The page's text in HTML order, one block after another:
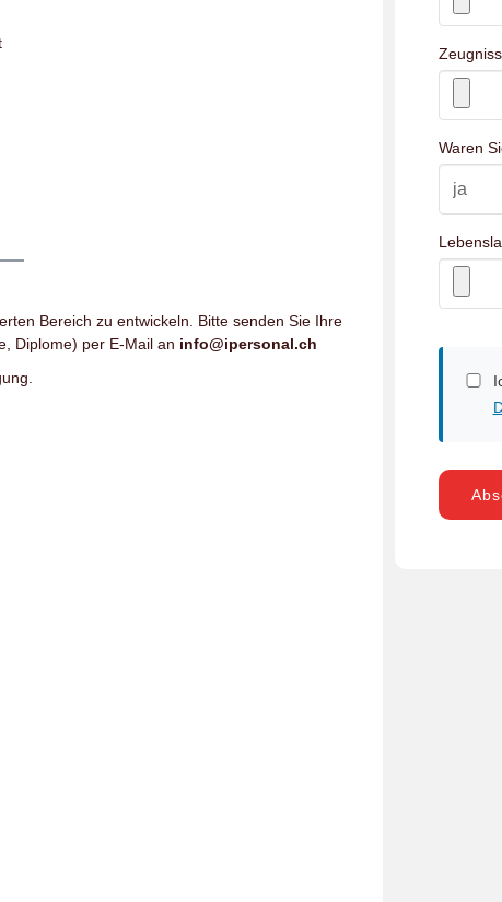
Bereich zu entwickeln. Bitte senden Sie Ihre
Diplome) per E-Mail an info@ipersonal.ch
Waren